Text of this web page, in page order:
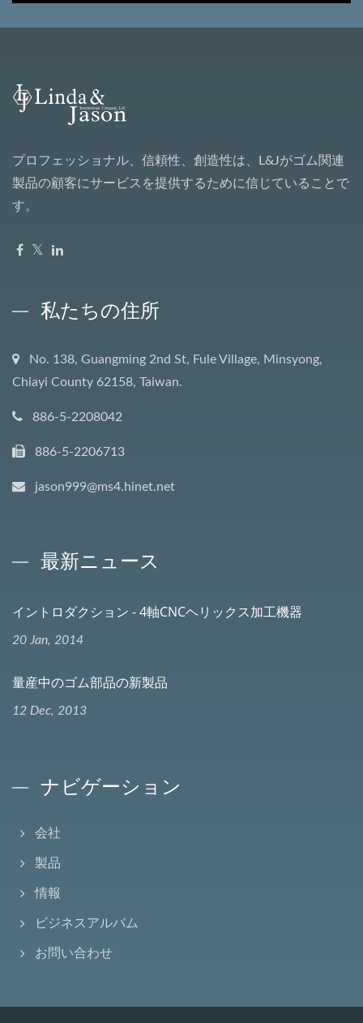
プロフェッショナル、信頼性、創造性は、L&Jがゴム関連
製品の顧客にサービスを提供するために信じていることで
す。
私たちの住所
No. 138, Guangming 2nd St, Fule Village, Minsyong,
Chiayi County 62158, Taiwan.
886-5-2208042
886-5-2206713
jason999@ms4.hinet.net
最新ニュース
イントロダクション - 4軸CNCヘリックス加工機器
20 Jan, 2014
量産中のゴム部品の新製品
12 Dec, 2013
ナビゲーション
会社
製品
情報
ビジネスアルバム
お問い合わせ